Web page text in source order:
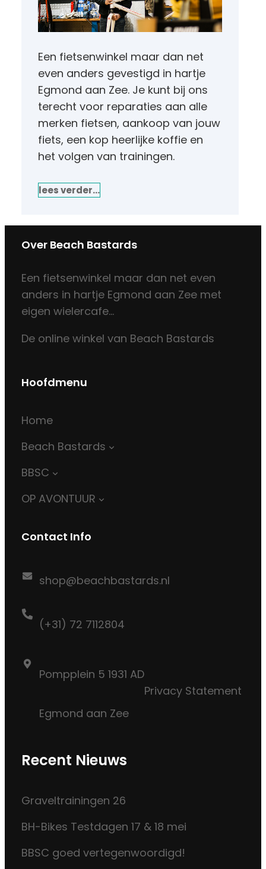
Een fietsenwinkel maar dan net
even anders gevestigd in hartje
Egmond aan Zee. Je kunt bij ons
terecht voor reparaties aan alle
merken fietsen, aankoop van jouw
fiets, een kop heerlijke koffie en
het volgen van trainingen.
lees verder…
Over Beach Bastards
Een fietsenwinkel maar dan net even
anders in hartje Egmond aan Zee met
eigen wielercafe…
De online winkel van Beach Bastards
Hoofdmenu
Home
Beach Bastards
BBSC
OP AVONTUUR
Contact Info
shop@beachbastards.nl
(+31) 72 7112804
Pompplein 5 1931 AD
Egmond aan Zee
Privacy Statement
Recent Nieuws
Graveltrainingen 26
BH-Bikes Testdagen 17 & 18 mei
BBSC goed vertegenwoordigd!